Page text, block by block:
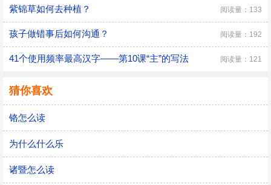
紫锦草如何去种植？ 阅读量：133
孩子做错事后如何沟通？ 阅读量：192
41个使用频率最高汉字——第10课“主”的写法 阅读量：121
猜你喜欢
铬怎么读
为什么什么乐
诸暨怎么读